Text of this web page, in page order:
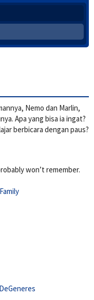
Nemo dan Marlin,
Apa yang bisa ia ingat?
berbicara dengan paus?
won’t remember.
Family